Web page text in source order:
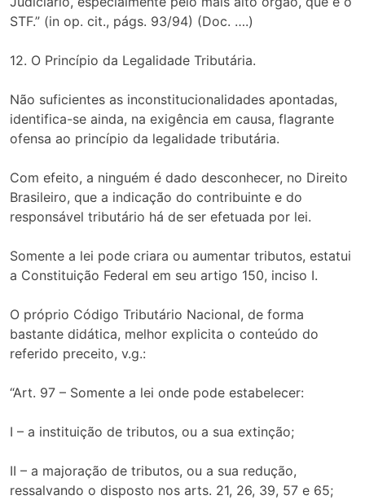
STF.” (in op. cit., págs. 93/94) (Doc. ….)
12. O Princípio da Legalidade Tributária.
Não suficientes as inconstitucionalidades apontadas,
identifica-se ainda, na exigência em causa, flagrante
ofensa ao princípio da legalidade tributária.
Com efeito, a ninguém é dado desconhecer, no Direito
Brasileiro, que a indicação do contribuinte e do
responsável tributário há de ser efetuada por lei.
Somente a lei pode criara ou aumentar tributos, estatui
a Constituição Federal em seu artigo 150, inciso I.
O próprio Código Tributário Nacional, de forma
bastante didática, melhor explicita o conteúdo do
referido preceito, v.g.:
“Art. 97 – Somente a lei onde pode estabelecer:
I – a instituição de tributos, ou a sua extinção;
II – a majoração de tributos, ou a sua redução,
ressalvando o disposto nos arts. 21, 26, 39, 57 e 65;